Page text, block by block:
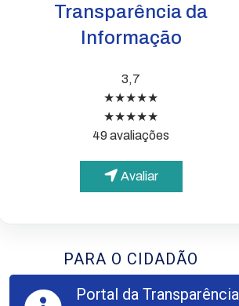
Transparência da
Informação
3,7
★★★★★
★★★★★
49 avaliações
Avaliar
PARA O CIDADÃO
Portal da Transparência